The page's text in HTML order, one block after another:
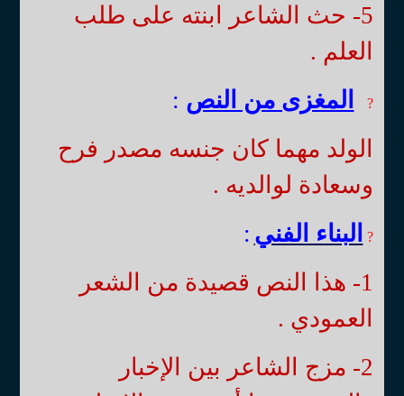
5- حث الشاعر ابنته على طلب
العلم .
? المغزى من النص :
الولد مهما كان جنسه مصدر فرح
وسعادة لوالديه .
? البناء الفني :
1- هذا النص قصيدة من الشعر
العمودي .
2- مزج الشاعر بين الإخبار